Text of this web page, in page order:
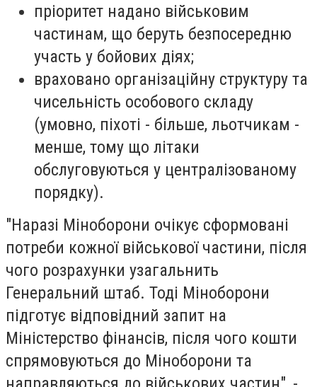
пріоритет надано військовим
частинам, що беруть безпосередню
участь у бойових діях;
враховано організаційну структуру та
чисельність особового складу
(умовно, піхоті - більше, льотчикам -
менше, тому що літаки
обслуговуються у централізованому
порядку).
"Наразі Міноборони очікує сформовані
потреби кожної військової частини, після
чого розрахунки узагальнить
Генеральний штаб. Тоді Міноборони
підготує відповідний запит на
Міністерство фінансів, після чого кошти
спрямовуються до Міноборони та